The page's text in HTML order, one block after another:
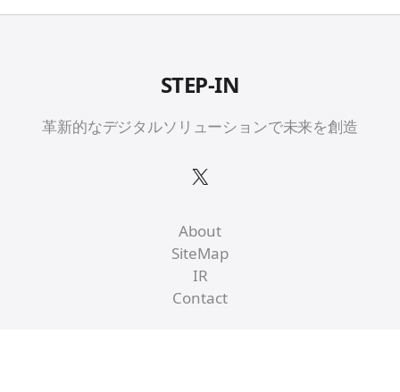
STEP-IN
革新的なデジタルソリューションで未来を創造
X
About
SiteMap
IR
Contact